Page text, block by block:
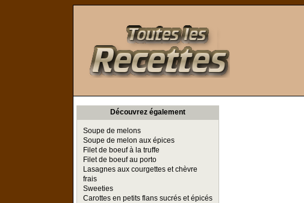
Découvrez également
Soupe de melons
Soupe de melon aux épices
Filet de boeuf à la truffe
Filet de boeuf au porto
Lasagnes aux courgettes et chèvre
frais
Sweeties
Carottes en petits flans sucrés et épicés